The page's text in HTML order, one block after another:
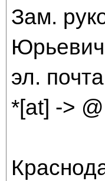
Зам.
Юрьевич
эл.
*[at] -> @